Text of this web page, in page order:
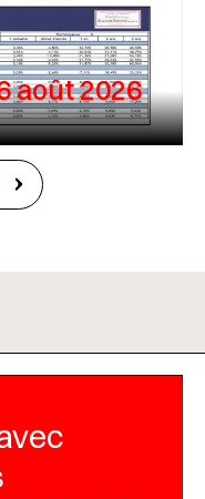
août 2026